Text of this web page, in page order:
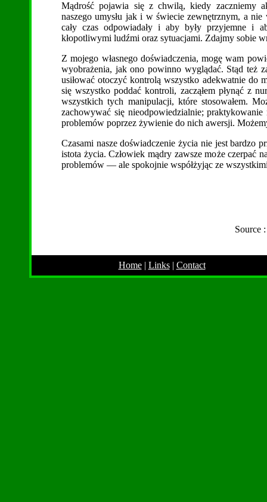
Mądrość pojawia się z chwilą, kiedy zaczniemy
naszego umysłu jak i w świecie zewnętrznym, a
cały czas odpowiadały i aby były przyjemne i
kłopotliwymi ludźmi oraz sytuacjami. Zdajmy sobie
Z mojego własnego doświadczenia, mogę wam
wyobrażenia, jak ono powinno wyglądać. Stąd też
usiłować otoczyć kontrolą wszystko adekwatnie do
się wszystko poddać kontroli, zacząłem płynąć z
wszystkich tych manipulacji, które stosowałem.
zachowywać się nieodpowiedzialnie;
problemów poprzez żywienie do nich awersji.
Czasami nasze doświadczenie życia nie jest bardzo
istota życia. Człowiek mądry zawsze może
problemów — ale spokojnie współżyjąc ze
Source
Home| Links| Contact